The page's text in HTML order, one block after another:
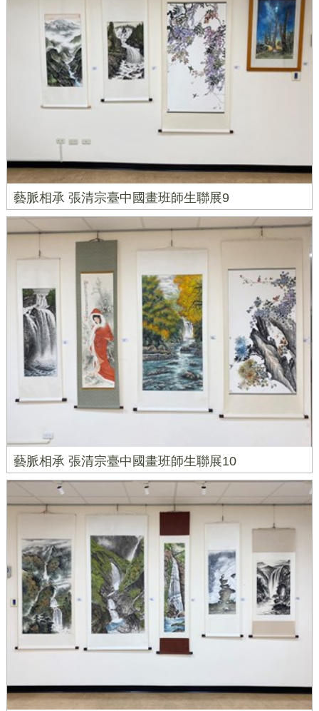
藝脈相承 張清宗臺中國畫班師生聯展9
藝脈相承 張清宗臺中國畫班師生聯展10